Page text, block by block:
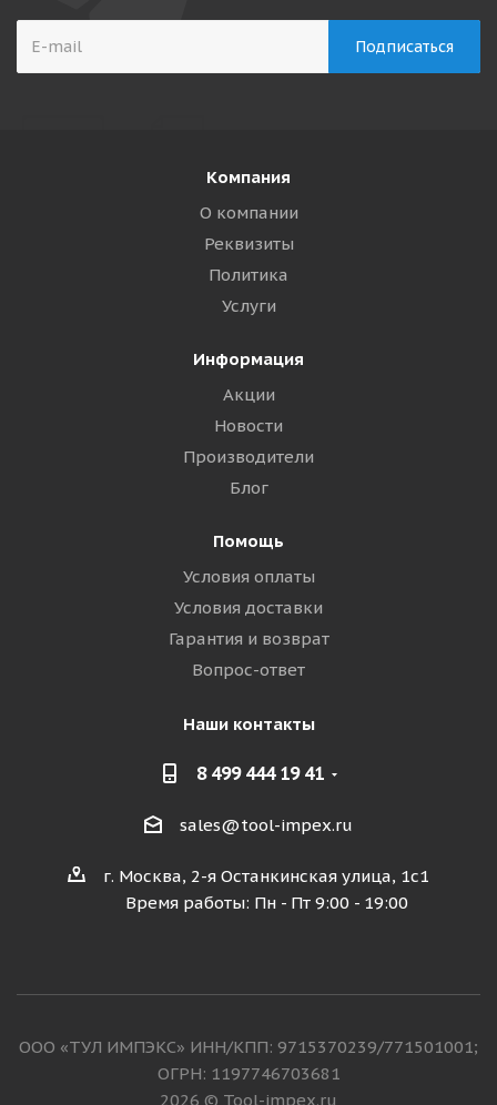
Компания
О компании
Реквизиты
Политика
Услуги
Информация
Акции
Новости
Производители
Блог
Помощь
Условия оплаты
Условия доставки
Гарантия и возврат
Вопрос-ответ
Наши контакты
8 499 444 19 41
sales@tool-impex.ru
г. Москва, 2-я Останкинская улица, 1с1
Время работы: Пн - Пт 9:00 - 19:00
ООО «ТУЛ ИМПЭКС» ИНН/КПП: 9715370239/771501001;
ОГРН: 1197746703681
2026 © Tool-impex.ru